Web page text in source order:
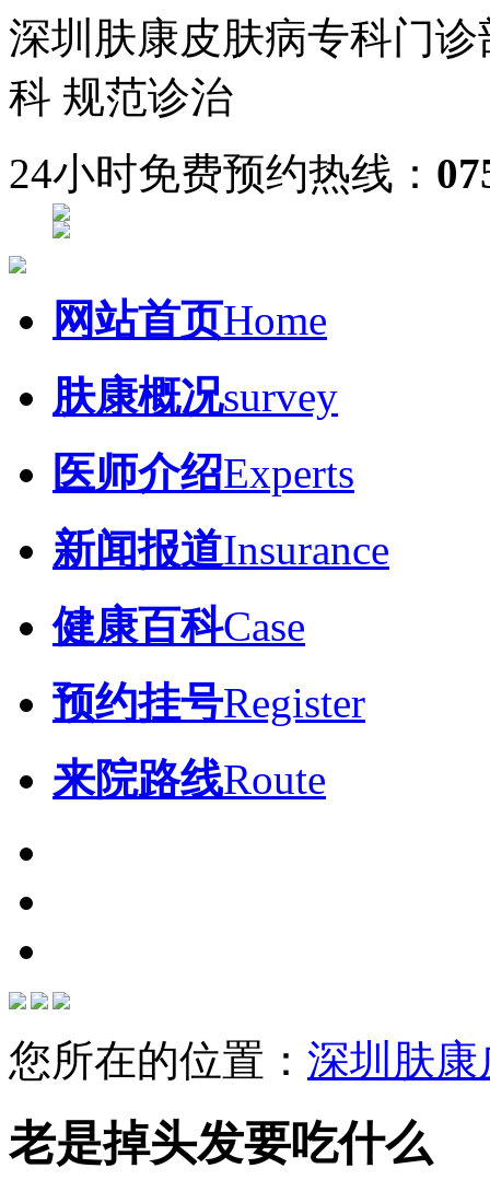
深圳肤康皮肤病专科门诊
科 规范诊治
24小时免费预约热线：
网站首页Home
肤康概况survey
医师介绍Experts
新闻报道Insurance
健康百科Case
预约挂号Register
来院路线Route
您所在的位置： 深圳肤
老是掉头发要吃什么